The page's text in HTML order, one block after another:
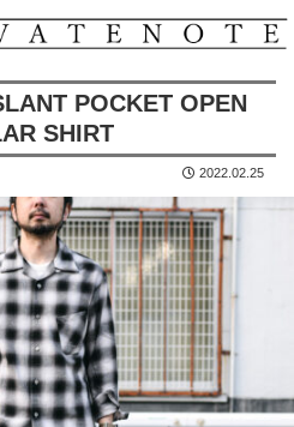
POCKET OPEN
SHIRT
2022.02.25